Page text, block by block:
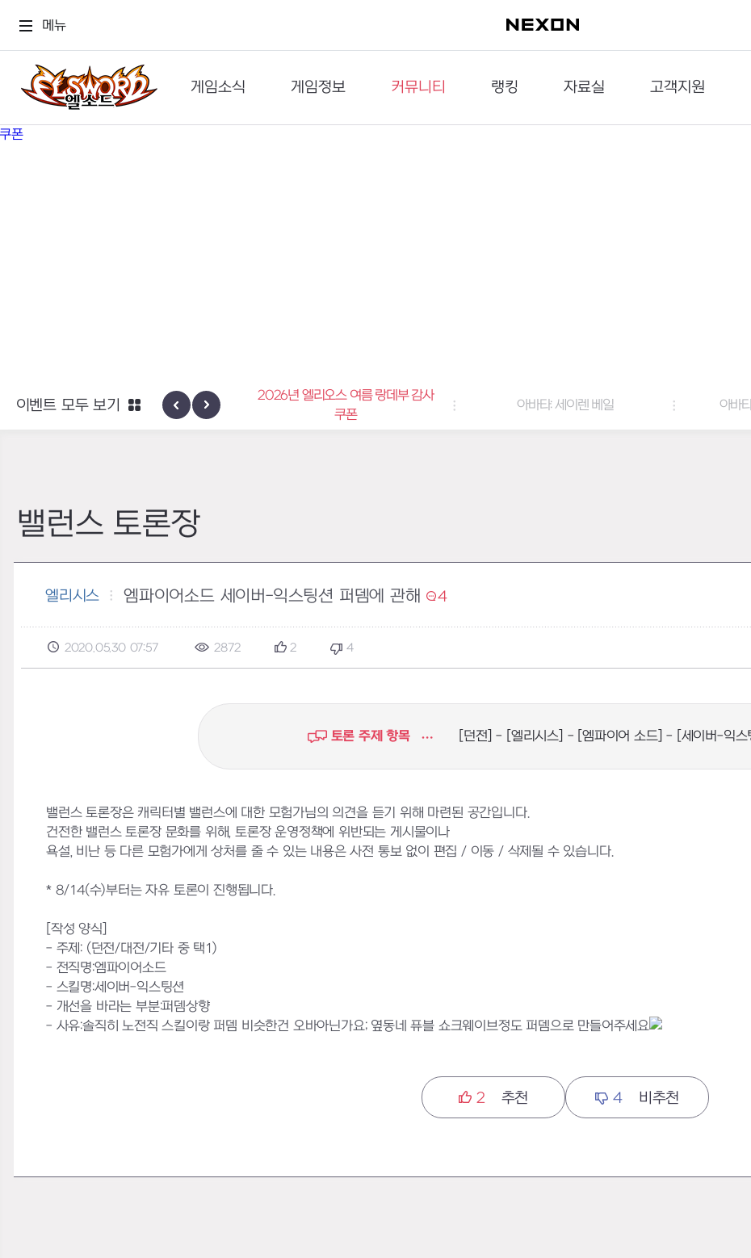
메뉴
게임소식
공지사항
게임정보
세계관
커뮤니티
이슈게시판
랭킹
던전랭킹
자료실
다운로드
고객지원
문의하기
하이반의 엑사스케일 패스
2026년 엘리오스 여름 랑데부 감사
쿠폰
아바타: 세이렌 베일 아바
이벤트 모두 보기
밸런스 토론장
엘리시스 엠파이어소드 세이버-익스팅션 퍼뎀에 관해 4
2020.05.30 07:57 2872 2 4
토론 주제 항목 [던전] - [엘리시스] - [엠파이어 소드] - [세이버-익스
밸런스 토론장은 캐릭터별 밸런스에 대한 모험가님의 의견을 듣기 위해 마련된 공간입니다.
건전한 밸런스 토론장 문화를 위해, 토론장 운영정책에 위반되는 게시물이나
욕설, 비난 등 다른 모험가에게 상처를 줄 수 있는 내용은 사전 통보 없이 편집 / 이동 / 삭제될 수 있습니다.
* 8/14(수)부터는 자유 토론이 진행됩니다.
[작성 양식]
- 주제: (던전/대전/기타 중 택1)
- 전직명:엠파이어소드
- 스킬명:세이버-익스팅션
- 개선을 바라는 부분:퍼뎀상향
- 사유:솔직히 노전직 스킬이랑 퍼뎀 비슷한건 오바아닌가요; 옆동네 퓨블 쇼크웨이브정도 퍼뎀으로 만들어주세요
2 추천 4 비추천